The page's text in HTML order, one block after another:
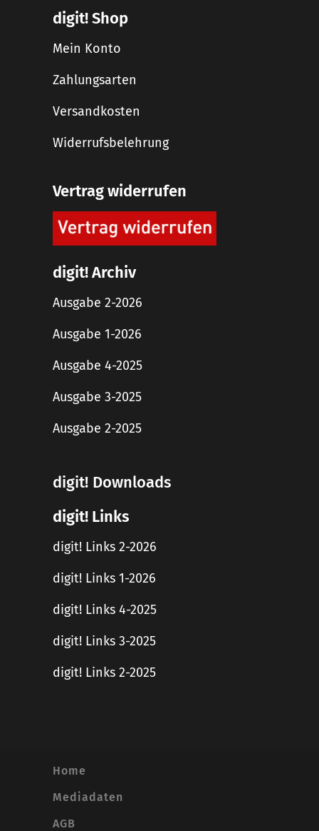
digit! Shop
Mein Konto
Zahlungsarten
Versandkosten
Widerrufsbelehrung
Vertrag widerrufen
digit! Archiv
Ausgabe 2-2026
Ausgabe 1-2026
Ausgabe 4-2025
Ausgabe 3-2025
Ausgabe 2-2025
digit! Downloads
digit! Links
digit! Links 2-2026
digit! Links 1-2026
digit! Links 4-2025
digit! Links 3-2025
digit! Links 2-2025
Home
Mediadaten
AGB